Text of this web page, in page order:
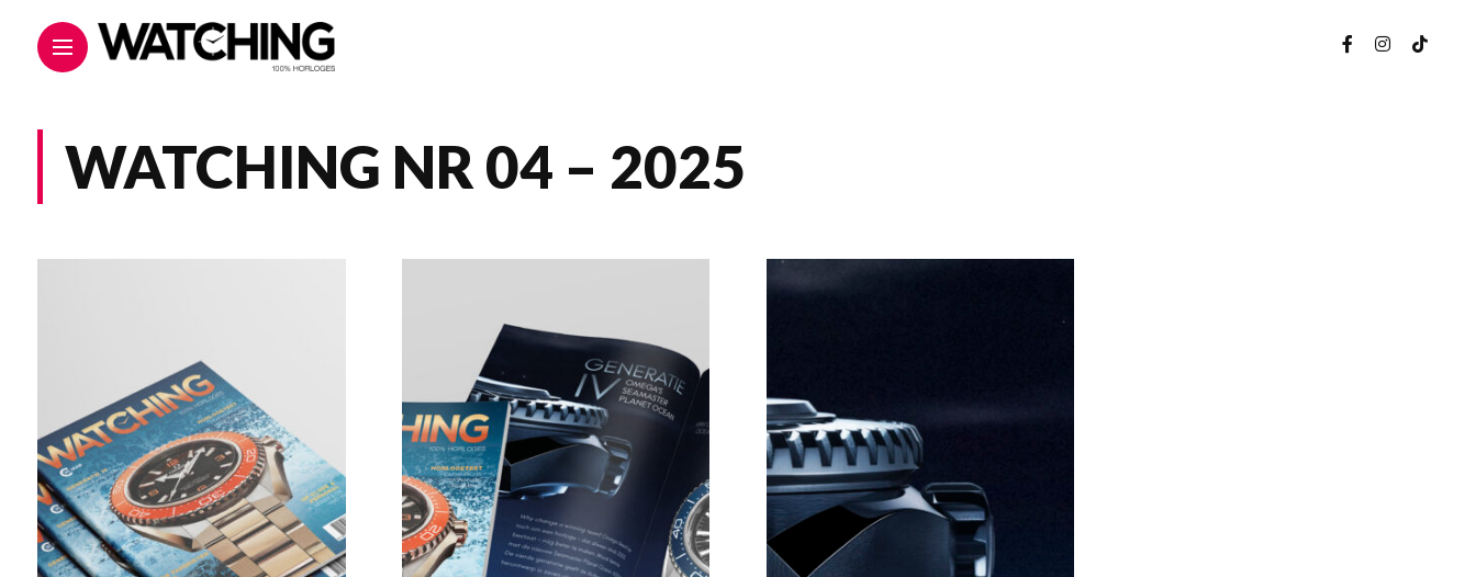
Home
Abonnementen
Contact
Cookiebeleid
WATCHING NR 04 – 2025